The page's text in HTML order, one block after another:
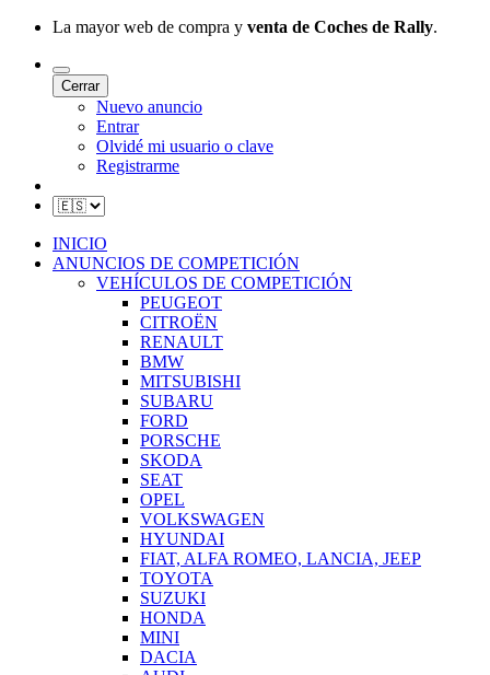
La mayor web de compra y venta de Coches de Rally.
Cerrar
Nuevo anuncio
Entrar
Olvidé mi usuario o clave
Registrarme
INICIO
ANUNCIOS DE COMPETICIÓN
VEHÍCULOS DE COMPETICIÓN
PEUGEOT
CITROËN
RENAULT
BMW
MITSUBISHI
SUBARU
FORD
PORSCHE
SKODA
SEAT
OPEL
VOLKSWAGEN
HYUNDAI
FIAT, ALFA ROMEO, LANCIA, JEEP
TOYOTA
SUZUKI
HONDA
MINI
DACIA